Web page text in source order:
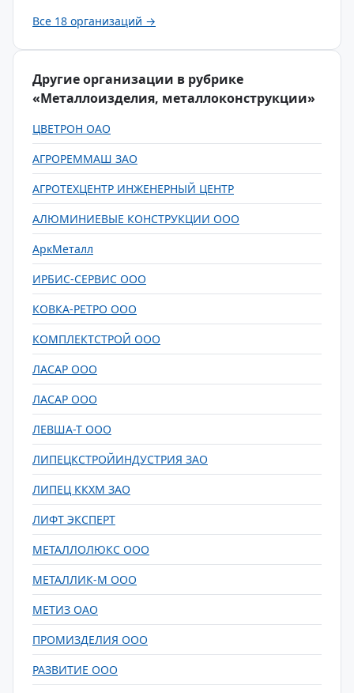
Все 18 организаций →
Другие организации в рубрике
«Металлоизделия, металлоконструкции»
ЦВЕТРОН ОАО
АГРОРЕММАШ ЗАО
АГРОТЕХЦЕНТР ИНЖЕНЕРНЫЙ ЦЕНТР
АЛЮМИНИЕВЫЕ КОНСТРУКЦИИ ООО
АркМеталл
ИРБИС-СЕРВИС ООО
КОВКА-РЕТРО ООО
КОМПЛЕКТСТРОЙ ООО
ЛАСАР ООО
ЛАСАР ООО
ЛЕВША-Т ООО
ЛИПЕЦКСТРОЙИНДУСТРИЯ ЗАО
ЛИПЕЦ ККХМ ЗАО
ЛИФТ ЭКСПЕРТ
МЕТАЛЛОЛЮКС ООО
МЕТАЛЛИК-М ООО
МЕТИЗ ОАО
ПРОМИЗДЕЛИЯ ООО
РАЗВИТИЕ ООО